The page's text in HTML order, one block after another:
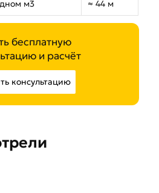
м3 ≈ 44 м
бесплатную
и расчёт
консультацию